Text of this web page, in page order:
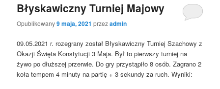
Błyskawiczny Turniej Majowy
Opublikowany9 maja, 2021 przezadmin
09.05.2021 r. rozegrany został Błyskawiczny Turniej Szachowy z
Okazji Święta Konstytucji 3 Maja. Był to pierwszy turniej na
żywo po dłuższej przerwie. Do gry przystąpiło 8 osób. Zagrano 2
koła tempem 4 minuty na partię + 3 sekundy za ruch. Wyniki: